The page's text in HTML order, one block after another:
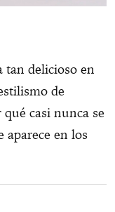
tan delicioso en
de
casi nunca se
aparece en los